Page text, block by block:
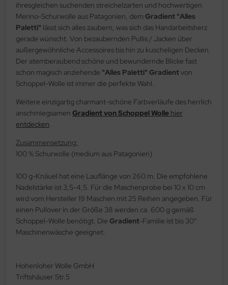
ihresgleichen suchenden streichelzarten und hochwertigen
Merino-Schurwolle aus Patagonien, dem Gradient "Alles
Paletti" lässt sich alles zaubern, was sich das Handarbeitsherz
gerade wünscht. Von bezaubernden Pullis / Jacken über
außergewöhnliche Accessoires bis hin zu kuscheligen Decken.
Der atemberaubend schöne und bewundernde Blicke fast
schon magisch anziehende "Alles Paletti" Gradientvon
Schoppel-Wolle ist immer die perfekte Wahl.
Weitere einzigartig charmant-schöne Farbverläufe des herrlich
anschmiegsamen Gradient von Schoppel Wolle hier
entdecken.
Zusammensetzung:
100 % Schurwolle (medium aus Patagonien)
100 g-Knäuel hat eine Lauflänge von 260 m. Die empfohlene
Nadelstärke ist 3,5-4,5. Für die Maschenprobe bei 10 x 10 cm
wird vom Hersteller 19 Maschen mit 25 Reihen angegeben. Für
einen Pullover in der Größe 38 werden ca. 600 g gemäß
Schoppel-Wolle benötigt. Die Gradient-Familie ist bis 30°
Maschinenwäsche geeignet.
Hohenloher Wolle GmbH
Triftshäuser Str.5